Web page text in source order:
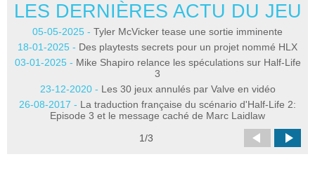
LES DERNIÈRES ACTU DU JEU
05-05-2025 - Tyler McVicker tease une sortie imminente
18-01-2025 - Des playtests secrets pour un projet nommé HLX
03-01-2025 - Mike Shapiro relance les spéculations sur Half-Life
3
23-12-2020 - Les 30 jeux annulés par Valve en vidéo
26-08-2017 - La traduction française du scénario d'Half-Life 2:
Episode 3 et le message caché de Marc Laidlaw
1/3